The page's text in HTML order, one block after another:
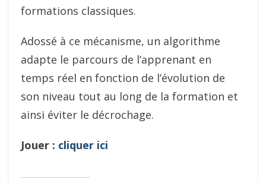
formations classiques.
Adossé à ce mécanisme, un algorithme
adapte le parcours de l’apprenant en
temps réel en fonction de l’évolution de
son niveau tout au long de la formation et
ainsi éviter le décrochage.
Jouer : cliquer ici